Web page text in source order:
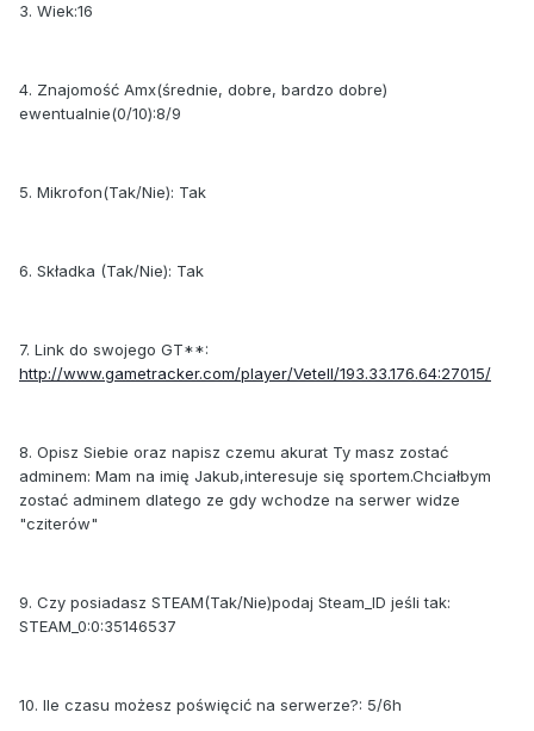
3. Wiek:16
4. Znajomość Amx(średnie, dobre, bardzo dobre)
ewentualnie(0/10):8/9
5. Mikrofon(Tak/Nie): Tak
6. Składka (Tak/Nie): Tak
7. Link do swojego GT**:
http://www.gametracker.com/player/Vetell/193.33.176.64:27015/
8. Opisz Siebie oraz napisz czemu akurat Ty masz zostać
adminem: Mam na imię Jakub,interesuje się sportem.Chciałbym
zostać adminem dlatego ze gdy wchodze na serwer widze
"cziterów"
9. Czy posiadasz STEAM(Tak/Nie)podaj Steam_ID jeśli tak:
STEAM_0:0:35146537
10. Ile czasu możesz poświęcić na serwerze?: 5/6h